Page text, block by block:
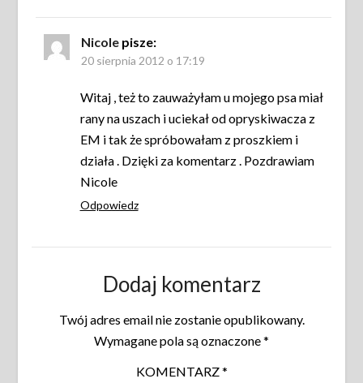
Nicole pisze:
20 sierpnia 2012 o 17:19
Witaj , też to zauważyłam u mojego psa miał
rany na uszach i uciekał od opryskiwacza z
EM i tak że spróbowałam z proszkiem i
działa . Dzięki za komentarz . Pozdrawiam
Nicole
Odpowiedz
Dodaj komentarz
Twój adres email nie zostanie opublikowany.
Wymagane pola są oznaczone*
KOMENTARZ*